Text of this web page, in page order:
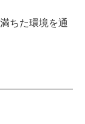
ちた環境を通